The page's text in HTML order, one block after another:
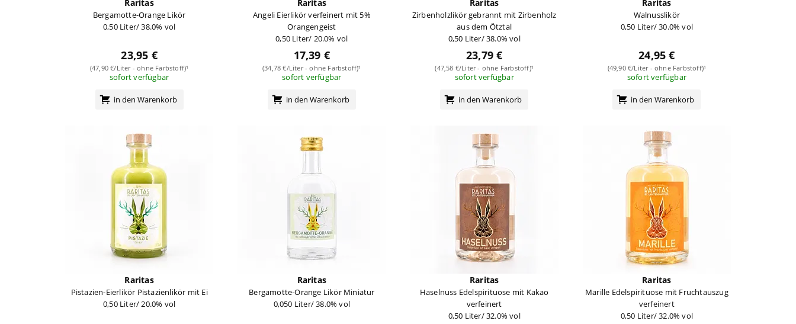
Raritas
Bergamotte-Orange Likör
0,50 Liter/ 38.0% vol
23,95 €
(47,90 €/Liter - ohne Farbstoff)¹
sofort verfügbar
in den Warenkorb
Raritas
Angeli Eierlikör verfeinert mit 5%
Orangengeist
0,50 Liter/ 20.0% vol
17,39 €
(34,78 €/Liter - ohne Farbstoff)¹
sofort verfügbar
in den Warenkorb
Raritas
Zirbenholzlikör gebrannt mit Zirbenholz
aus dem Ötztal
0,50 Liter/ 38.0% vol
23,79 €
(47,58 €/Liter - ohne Farbstoff)¹
sofort verfügbar
in den Warenkorb
Raritas
Walnusslikör
0,50 Liter/ 30.0% vol
24,95 €
(49,90 €/Liter - ohne Farbstoff)¹
sofort verfügbar
in den Warenkorb
Raritas
Pistazien-Eierlikör Pistazienlikör mit Ei
0,50 Liter/ 20.0% vol
Raritas
Bergamotte-Orange Likör Miniatur
0,050 Liter/ 38.0% vol
Raritas
Haselnuss Edelspirituose mit Kakao
verfeinert
0,50 Liter/ 32.0% vol
Raritas
Marille Edelspirituose mit Fruchtauszug
verfeinert
0,50 Liter/ 32.0% vol